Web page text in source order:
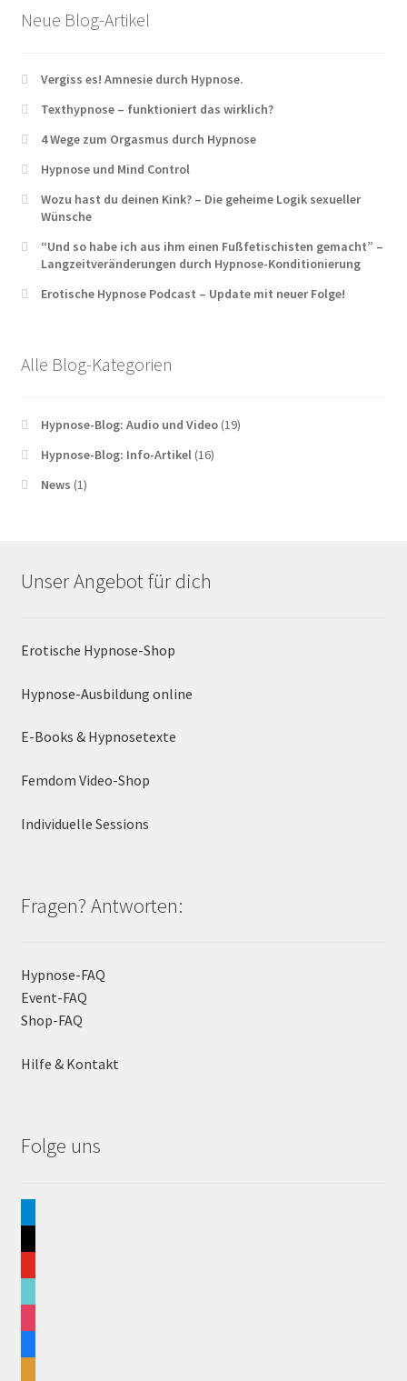
Neue Blog-Artikel
Vergiss es! Amnesie durch Hypnose.
Texthypnose – funktioniert das wirklich?
4 Wege zum Orgasmus durch Hypnose
Hypnose und Mind Control
Wozu hast du deinen Kink? – Die geheime Logik sexueller
Wünsche
“Und so habe ich aus ihm einen Fußfetischisten gemacht” –
Langzeitveränderungen durch Hypnose-Konditionierung
Erotische Hypnose Podcast – Update mit neuer Folge!
Alle Blog-Kategorien
Hypnose-Blog: Audio und Video(19)
Hypnose-Blog: Info-Artikel(16)
News (1)
Unser Angebot für dich
Erotische Hypnose-Shop
Hypnose-Ausbildung online
E-Books & Hypnosetexte
Femdom Video-Shop
Individuelle Sessions
Fragen? Antworten:
Hypnose-FAQ
Event-FAQ
Shop-FAQ
Hilfe & Kontakt
Folge uns